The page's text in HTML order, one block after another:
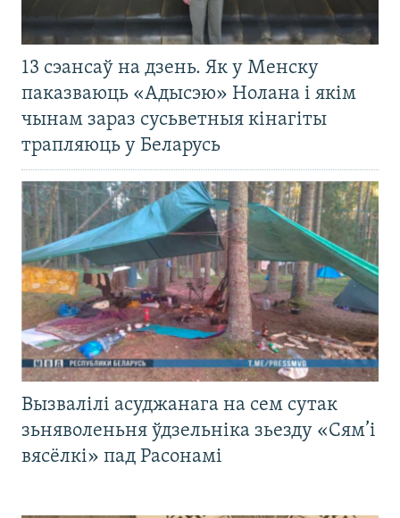
13 сэансаў на дзень. Як у Менску
паказваюць «Адысэю» Нолана і якім
чынам зараз сусьветныя кінагіты
трапляюць у Беларусь
Вызвалілі асуджанага на сем сутак
зьняволеньня ўдзельніка зьезду «Сям’і
вясёлкі» пад Расонамі